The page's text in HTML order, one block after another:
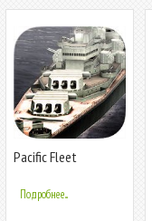
Pacific Fleet
Подробнее...